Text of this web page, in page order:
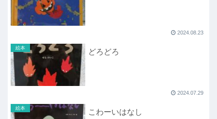
2024.08.23
絵本 どろどろ
2024.07.29
絵本 こわーいはなし